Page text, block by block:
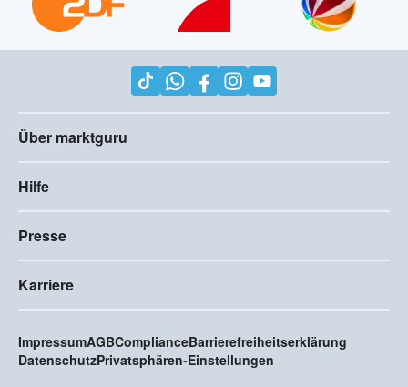
Über marktguru
Hilfe
Presse
Karriere
ImpressumAGBComplianceBarrierefreiheitserklärung
DatenschutzPrivatsphären-Einstellungen